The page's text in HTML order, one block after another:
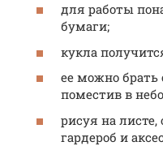
для работы
бумаги;
кукла
ее можно брать
поместив в
рисуя на листе,
гардероб и